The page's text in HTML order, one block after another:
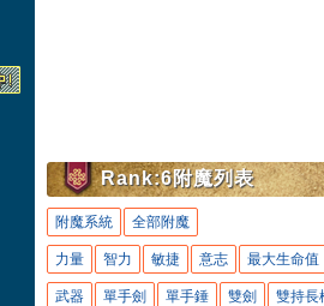
Rank:6附魔列表
附魔系統 全部附魔
力量 智力 敏捷 意志 最大生命值
武器 單手劍 單手錘 雙劍
雙持長